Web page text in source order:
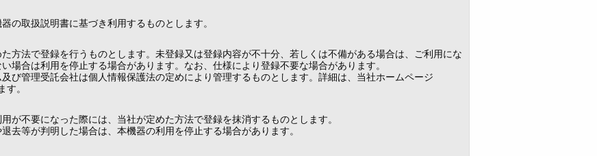
の取扱説明書に基づき利用するものとします。
方法で登録を行うものとします。未登録又は登録内容が不十分、若しくは不備がある場合は、ご利用にな
場合は利用を停止する場合があります。なお、仕様により登録不要な場合があります。
び管理受託会社は個人情報保護法の定めにより管理するものとします。詳細は、当社ホームページ
。
が不要になった際には、当社が定めた方法で登録を抹消するものとします。
去等が判明した場合は、本機器の利用を停止する場合があります。